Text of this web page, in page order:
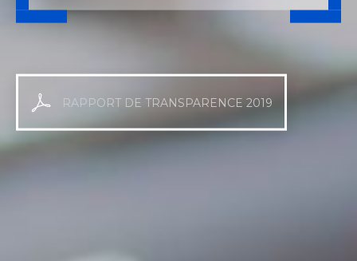
RAPPORT DE TRANSPARENCE 2019